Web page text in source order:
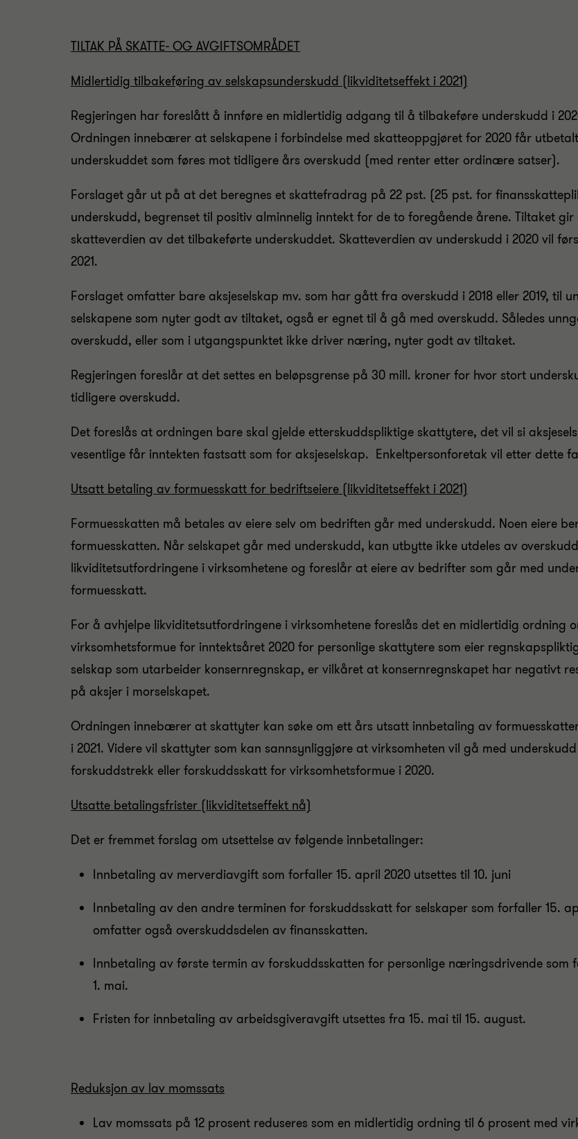
TILTAK PÅ SKATTE- OG AVGIFTSOMRÅDET
Midlertidig tilbakeføring av selskapsunderskudd (likviditetseffekt i 2021)
Regjeringen har foreslått å innføre en midlertidig adgang til å tilbakeføre underskudd i
Ordningen innebærer at selskapene i forbindelse med skatteoppgjøret for 2020 får
underskuddet som føres mot tidligere års overskudd (med renter etter ordinære satser).
Forslaget går ut på at det beregnes et skattefradrag på 22 pst. (25 pst. for
underskudd, begrenset til positiv alminnelig inntekt for de to foregående årene. Tiltaket
skatteverdien av det tilbakeførte underskuddet. Skatteverdien av underskudd i 2020 vil
2021.
Forslaget omfatter bare aksjeselskap mv. som har gått fra overskudd i 2018 eller 2019, til
selskapene som nyter godt av tiltaket, også er egnet til å gå med overskudd. Således
overskudd, eller som i utgangspunktet ikke driver næring, nyter godt av tiltaket.
Regjeringen foreslår at det settes en beløpsgrense på 30 mill. kroner for hvor stort
tidligere overskudd.
Det foreslås at ordningen bare skal gjelde etterskuddspliktige skattytere, det vil si
vesentlige får inntekten fastsatt som for aksjeselskap. Enkeltpersonforetak vil etter dette
Utsatt betaling av formuesskatt for bedriftseiere (likviditetseffekt i 2021)
Formuesskatten må betales av eiere selv om bedriften går med underskudd. Noen eiere
formuesskatten. Når selskapet går med underskudd, kan utbytte ikke utdeles av
likviditetsutfordringene i virksomhetene og foreslår at eiere av bedrifter som går med
formuesskatt.
For å avhjelpe likviditetsutfordringene i virksomhetene foreslås det en midlertidig ordning
virksomhetsformue for inntektsåret 2020 for personlige skattytere som eier
selskap som utarbeider konsernregnskap, er vilkåret at konsernregnskapet har negativt
på aksjer i morselskapet.
Ordningen innebærer at skattyter kan søke om ett års utsatt innbetaling av
i 2021. Videre vil skattyter som kan sannsynliggjøre at virksomheten vil gå med
forskuddstrekk eller forskuddsskatt for virksomhetsformue i 2020.
Utsatte betalingsfrister (likviditetseffekt nå)
Det er fremmet forslag om utsettelse av følgende innbetalinger:
Innbetaling av merverdiavgift som forfaller 15. april 2020 utsettes til 10. juni
Innbetaling av den andre terminen for forskuddsskatt for selskaper som forfaller 15.
omfatter også overskuddsdelen av finansskatten.
Innbetaling av første termin av forskuddsskatten for personlige næringsdrivende
1. mai.
Fristen for innbetaling av arbeidsgiveravgift utsettes fra 15. mai til 15. august.
Reduksjon av lav momssats
Lav momssats på 12 prosent reduseres som en midlertidig ordning til 6 prosent med